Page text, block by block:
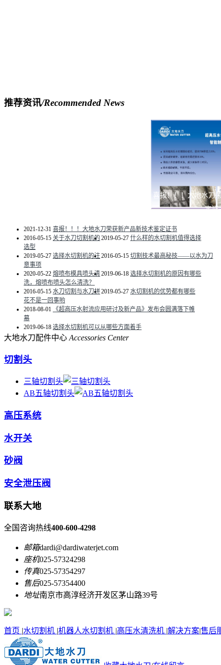
推荐资讯/Recommended News
喜报！！！大地水刀
定证
2021-12-31 喜报！！！大地水刀荣获新产品新技术鉴定证书
2019-05-27 什么样的水切割机值得选择
2016-05-15 关于水刀切割机的
选型
2016-05-15 切割技术最高秘技——以水为刀
2019-05-27 选择水切割机的注
意事项
2019-06-18 选择水切割机的原因有哪些
2020-05-22 熔喷布模具喷头清
洗，熔喷布喷头怎么清洗？
2019-05-27 水切割机的优势都有哪些
2016-05-15 水刀切割与水刀拼
花不是一回事哟
2018-08-01
《超高压水射流应用研讨及新产品》发布会圆满落下帷
幕
2019-06-18 选择水切割机可以从哪些方面着手
大地水刀配件中心 Accessories Center
切割头
三轴切割头
AB五轴切割头
高压系统
水开关
砂阀
安全泄压阀
联系大地
全国咨询热线400-600-4298
邮箱dardi@dardiwaterjet.com
座机025-57324298
传真025-57354297
售后025-57354400
地址南京市高淳经济开发区茅山路39号
首页 |水切割机 |机器人水切割机 |高压水清洗机 |解决方案|售后